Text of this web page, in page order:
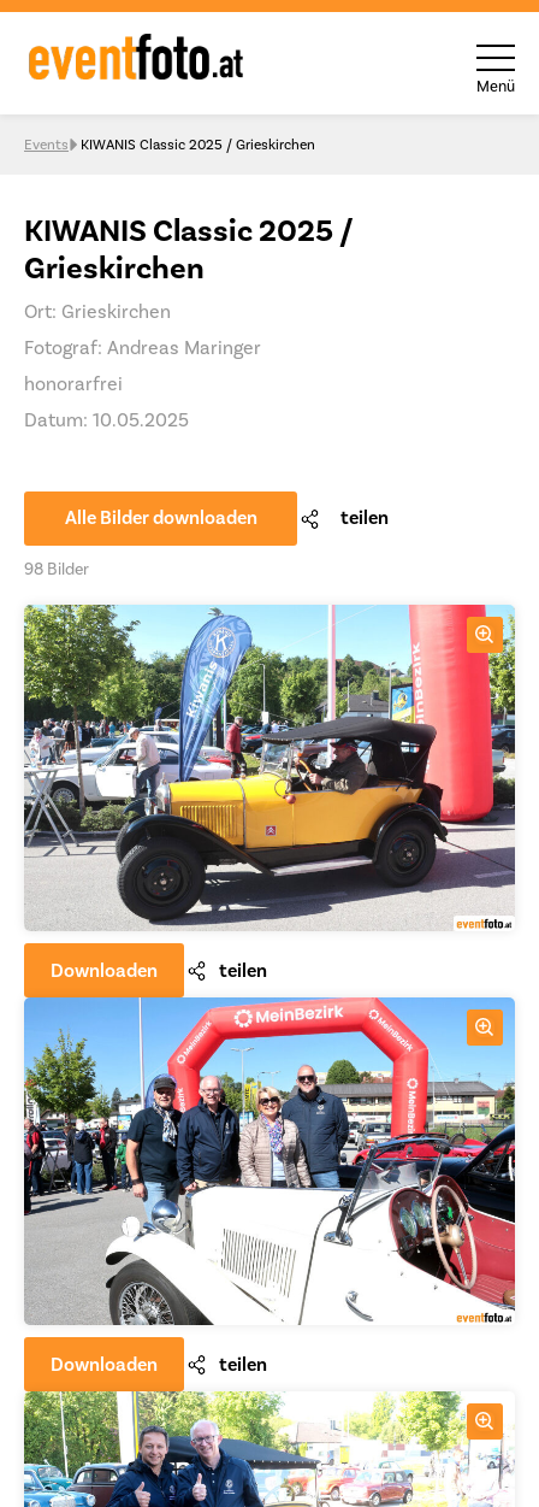
Skip to content
Menü
Events KIWANIS Classic 2025 / Grieskirchen
KIWANIS Classic 2025 /
Grieskirchen
Ort: Grieskirchen
Fotograf: Andreas Maringer
honorarfrei
Datum: 10.05.2025
Alle Bilder downloaden teilen
98 Bilder
Downloaden teilen
Downloaden teilen